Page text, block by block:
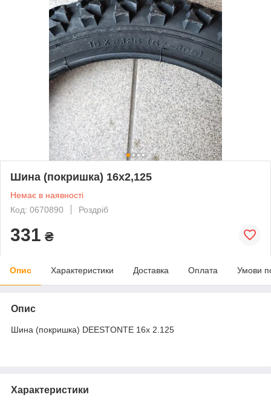
Шина (покришка) 16х2,125
Немає в наявності
Код: 0670890
Роздріб
331 ₴
Опис Характеристики Доставка Оплата Умови
Опис
Шина (покришка) DEESTONTE 16х 2.125
Характеристики